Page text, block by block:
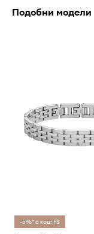
Подобни модели
-5%* с код: FS